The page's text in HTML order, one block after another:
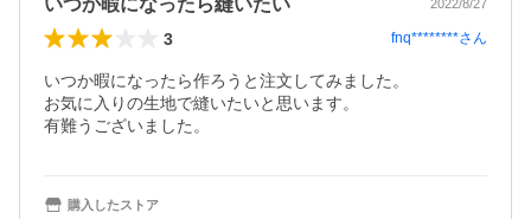
いつか暇になったら縫いたい 2022/8/27
3 fnq********さん
いつか暇になったら作ろうと注文してみました。
お気に入りの生地で縫いたいと思います。
有難うございました。
購入したストア